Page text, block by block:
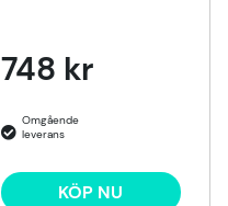
748 kr
KÖP NU